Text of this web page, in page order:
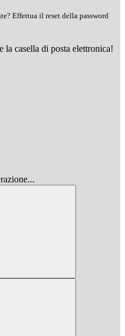
Effettua il reset della password
casella di posta elettronica!